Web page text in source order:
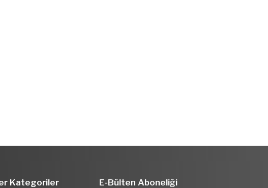
Kategoriler E-Bülten Aboneliği